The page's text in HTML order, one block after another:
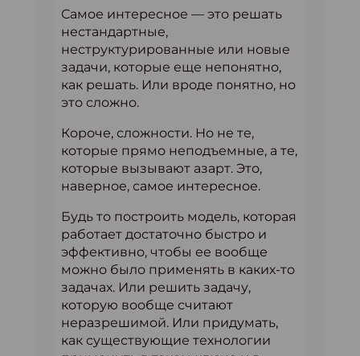
Самое интересное — это решать
нестандартные,
неструктурированные или новые
задачи, которые еще непонятно,
как решать. Или вроде понятно, но
это сложно.
Короче, сложности. Но не те,
которые прямо неподъемные, а те,
которые вызывают азарт. Это,
наверное, самое интересное.
Будь то построить модель, которая
работает достаточно быстро и
эффективно, чтобы ее вообще
можно было применять в каких-то
задачах. Или решить задачу,
которую вообще считают
неразрешимой. Или придумать,
как существующие технологии